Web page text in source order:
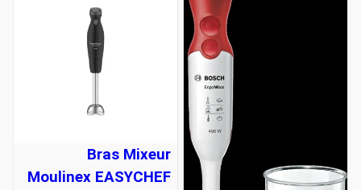
Bras Mixeur
Moulinex EASYCHEF